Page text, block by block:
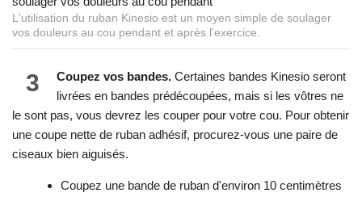
L'utilisation du ruban Kinesio est un moyen simple de soulager
vos douleurs au cou pendant et après l'exercice.
3 Coupez vos bandes. Certaines bandes Kinesio seront
livrées en bandes prédécoupées, mais si les vôtres ne
le sont pas, vous devrez les couper pour votre cou. Pour obtenir
une coupe nette de ruban adhésif, procurez-vous une paire de
ciseaux bien aiguisés.
Coupez une bande de ruban d'environ 10 centimètres